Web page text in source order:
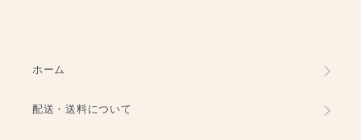
ホーム
配送・送料について